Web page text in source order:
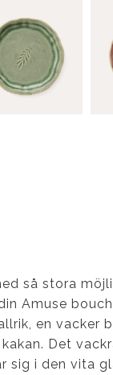
så stora
Amuse
en vacker
Det
sig i den vita